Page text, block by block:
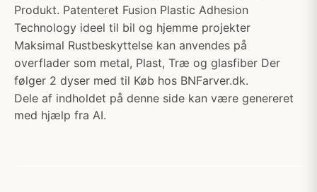
Produkt. Patenteret Fusion Plastic Adhesion
Technology ideel til bil og hjemme projekter
Maksimal Rustbeskyttelse kan anvendes på
overflader som metal, Plast, Træ og glasfiber Der
følger 2 dyser med til Køb hos BNFarver.dk.
Dele af indholdet på denne side kan være genereret
med hjælp fra AI.